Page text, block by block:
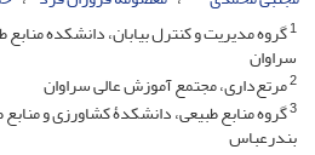
1گروه مدیریت و کنترل بیابان، دانشکده
سراوان
2مرتع‌داری، مجتمع آموزش عالی سراوان
3گروه منابع طبیعی، دانشکدۀ کشاورزی و
بندرعباس